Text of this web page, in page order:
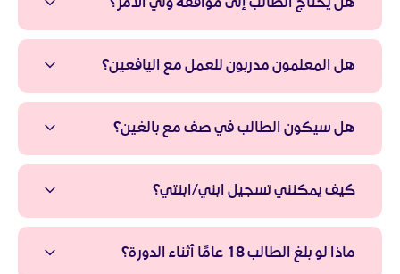
هل يحتاج الطالب إلى موافقة ولي الأمر؟
هل المعلمون مدربون للعمل مع اليافعين؟
هل سيكون الطالب في صف مع بالغين؟
كيف يمكنني تسجيل ابني/ابنتي؟
ماذا لو بلغ الطالب 18 عامًا أثناء الدورة؟